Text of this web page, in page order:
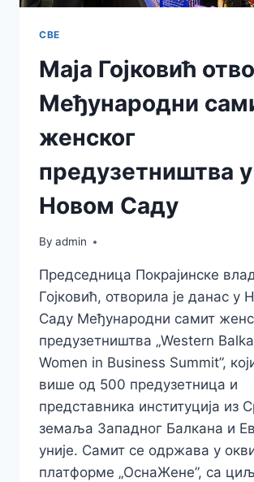
СВЕ
Маја Гојковић
Међународни
женског
предузетништва у
Новом Саду
By admin
Председница Покрајинске
Гојковић, отворила је данас у
Саду Међународни самит
предузетништва „Western
Women in Business Summit”,
више од 500 предузетница и
представника институција из
земаља Западног Балкана и
уније. Самит се одржава у
платформе „ОснаЖене”, са